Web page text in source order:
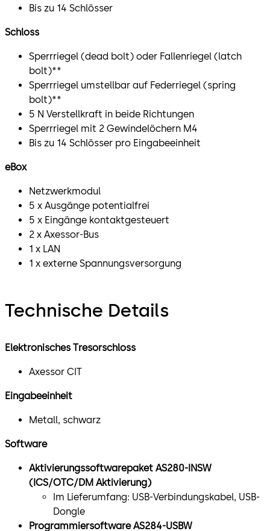
Bis zu 14 Schlösser
Schloss
Sperrriegel (dead bolt) oder Fallenriegel (latch
bolt)**
Sperrriegel umstellbar auf Federriegel (spring
bolt)**
5 N Verstellkraft in beide Richtungen
Sperrriegel mit 2 Gewindelöchern M4
Bis zu 14 Schlösser pro Eingabeeinheit
eBox
Netzwerkmodul
5 x Ausgänge potentialfrei
5 x Eingänge kontaktgesteuert
2 x Axessor-Bus
1 x LAN
1 x externe Spannungsversorgung
Technische Details
Elektronisches Tresorschloss
Axessor CIT
Eingabeeinheit
Metall, schwarz
Software
Aktivierungssoftwarepaket AS280-INSW
(ICS/OTC/DM Aktivierung)
Im Lieferumfang: USB-Verbindungskabel, USB-
Dongle
Programmiersoftware AS284-USBW